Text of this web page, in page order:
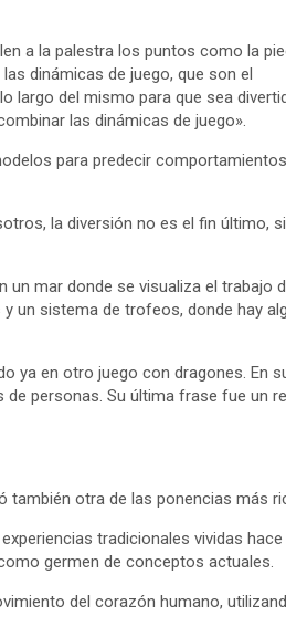
a la palestra los puntos como la
dinámicas de juego, que son el
largo del mismo para que sea
las dinámicas de juego».
para predecir comportamientos
la diversión no es el fin último,
mar donde se visualiza el trabajo
un sistema de trofeos, donde hay
ya en otro juego con dragones. En
personas. Su última frase fue un
también otra de las ponencias más
tradicionales vividas
germen de conceptos actuales.
del corazón humano,